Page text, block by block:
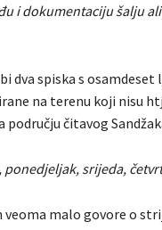
i dokumentaciju šalju
dva spiska s
na terenu koji nisu
čitavog
ponedjeljak, srijeda,
malo govore o